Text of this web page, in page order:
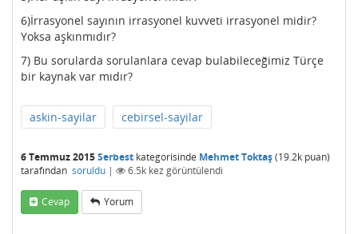
6)İrrasyonel sayının irrasyonel kuvveti irrasyonel midir?
Yoksa aşkınmıdır?
7) Bu sorularda sorulanlara cevap bulabileceğimiz Türçe
bir kaynak var mıdır?
askin-sayilar cebirsel-sayilar
6 Temmuz 2015Serbest kategorisinde Mehmet Toktaş(19.2k puan)
tarafından soruldu | 6.5k kez görüntülendi
Cevap Yorum